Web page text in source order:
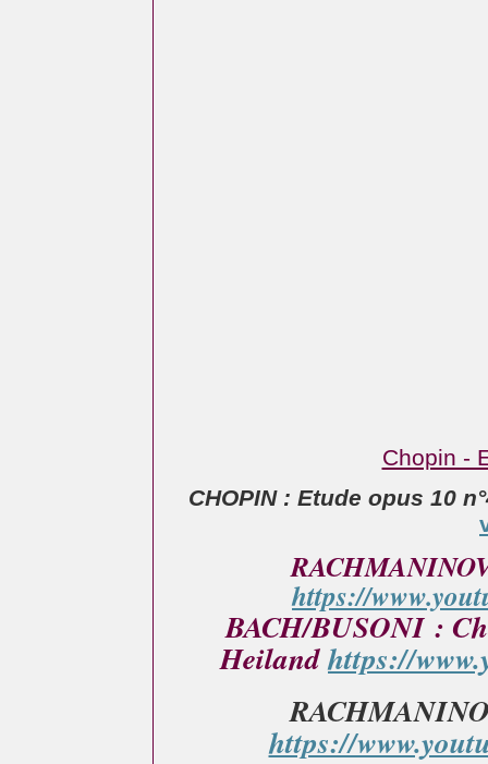
Chopin -
CHOPIN : Etude opus 10
https://
BACH/BUSONI :
Heilandhttps://
https://